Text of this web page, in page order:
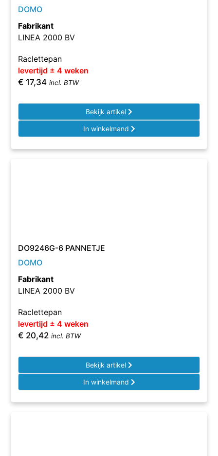
DOMO
Fabrikant
LINEA 2000 BV
Raclettepan
levertijd ± 4 weken
€ 17,34 incl. BTW
Bekijk artikel
In winkelmand
DO9246G-6 PANNETJE
DOMO
Fabrikant
LINEA 2000 BV
Raclettepan
levertijd ± 4 weken
€ 20,42 incl. BTW
Bekijk artikel
In winkelmand